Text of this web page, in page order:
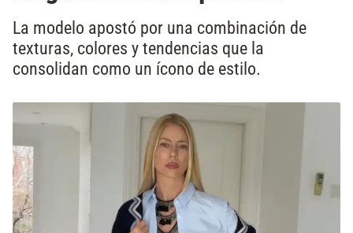
La modelo apostó por una combinación de
texturas, colores y tendencias que la
consolidan como un ícono de estilo.